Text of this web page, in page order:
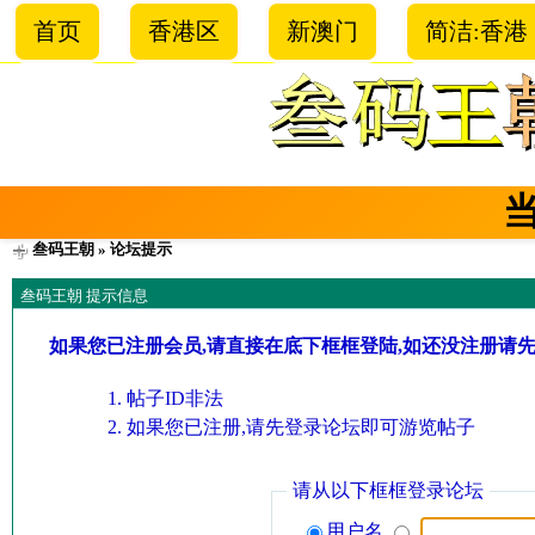
首页 香港区 新澳门 简洁:香港
叁码王朝 » 论坛提示
叁码王朝 提示信息
如果您已注册会员,请直接在底下框框登陆,如还没注册请
帖子ID非法
如果您已注册,请先登录论坛即可游览帖子
请从以下框框登录论坛
用户名